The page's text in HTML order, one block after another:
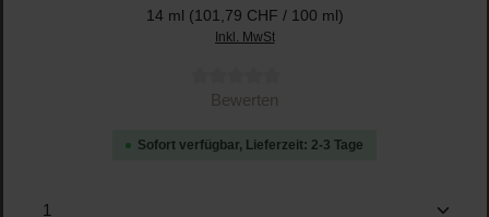
14 ml (101,79 CHF / 100 ml)
Inkl. MwSt
Durchschnittliche Bewertung von 0 von 5 Sternen
Bewerten
Sofort verfügbar, Lieferzeit: 2-3 Tage
Produkt Anzahl: Gib den gewünschten Wert ein